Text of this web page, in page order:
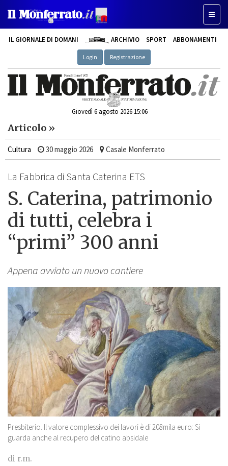
IL GIORNALE DI DOMANI ARCHIVIO SPORT ABBONAMENTI
Login Registrazione
Giovedì 6 agosto 2026 15:06
Articolo »
Cultura 30 maggio 2026 Casale Monferrato
La Fabbrica di Santa Caterina ETS
S. Caterina, patrimonio
di tutti, celebra i
“primi” 300 anni
Appena avviato un nuovo cantiere
Presbiterio. Il valore complessivo dei lavori è di 208mila euro: Si
guarda anche al recupero del catino absidale
di r.m.